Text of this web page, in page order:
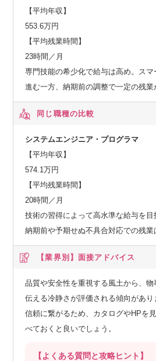
【平均年収】
553.6万円
【平均残業時間】
23時間／月
専門技能の希少化で給与は高め。ス
進む一方、納期前の調整で一定の残業
同じ職種の比較
システムエンジニア・プログラマ
【平均年収】
574.1万円
【平均残業時間】
20時間／月
技術の習得によって高水準な給与を目
納期前や予期せぬ不具合対応での残業
【業界別】 面接アドバイス
品質や安全性を重視する風土から、
伝える冷静さが評価される傾向があ
信頼に繋がるため、カタログやHPを
べておくと良いでしょう。
【よくある質問と攻略ヒント】